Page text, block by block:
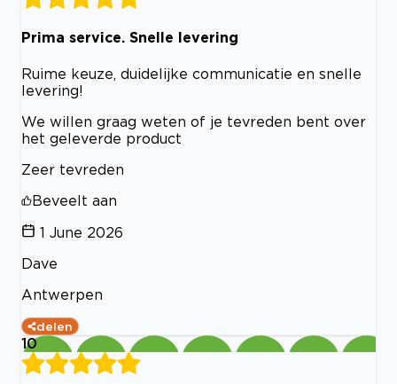
Prima service. Snelle levering
Ruime keuze, duidelijke communicatie en snelle
levering!
We willen graag weten of je tevreden bent over
het geleverde product
Zeer tevreden
Beveelt aan
1 June 2026
Dave
Antwerpen
delen
10